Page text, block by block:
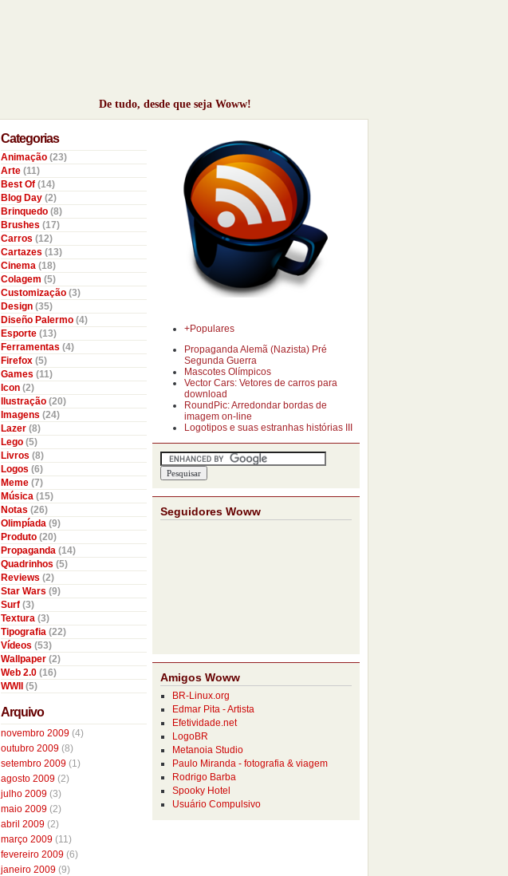
De tudo, desde que seja Woww!
+Populares
Propaganda Alemã (Nazista) Pré
Segunda Guerra
Mascotes Olímpicos
Vector Cars: Vetores de carros para
download
RoundPic: Arredondar bordas de
imagem on-line
Logotipos e suas estranhas histórias III
Seguidores Woww
Amigos Woww
BR-Linux.org
Edmar Pita - Artista
Efetividade.net
LogoBR
Metanoia Studio
Paulo Miranda - fotografia & viagem
Rodrigo Barba
Spooky Hotel
Usuário Compulsivo
Categorias
Animação (23)
Arte (11)
Best Of (14)
Blog Day (2)
Brinquedo (8)
Brushes (17)
Carros (12)
Cartazes (13)
Cinema (18)
Colagem (5)
Customização (3)
Design (35)
Diseño Palermo (4)
Esporte (13)
Ferramentas (4)
Firefox (5)
Games (11)
Icon (2)
Ilustração (20)
Imagens (24)
Lazer (8)
Lego (5)
Livros (8)
Logos (6)
Meme (7)
Música (15)
Notas (26)
Olimpíada (9)
Produto (20)
Propaganda (14)
Quadrinhos (5)
Reviews (2)
Star Wars (9)
Surf (3)
Textura (3)
Tipografia (22)
Vídeos (53)
Wallpaper (2)
Web 2.0 (16)
WWII (5)
Arquivo
novembro 2009 (4)
outubro 2009 (8)
setembro 2009 (1)
agosto 2009 (2)
julho 2009 (3)
maio 2009 (2)
abril 2009 (2)
março 2009 (11)
fevereiro 2009 (6)
janeiro 2009 (9)